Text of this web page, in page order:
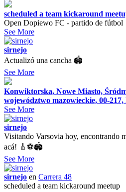
scheduled a team kickaround
Open Dopiewo FC - partido de fútbol
See More
sirnejo
Actualizó una cancha 🏟
See More
Konwiktorska, Nowe Miasto,
województwo mazowieckie, 00-217,
See More
sirnejo
Visitando Varsovia hoy, encontrando
acá! 🎸⚽️🏟️
See More
sirnejo en Carrera 48
scheduled a team kickaround meetup